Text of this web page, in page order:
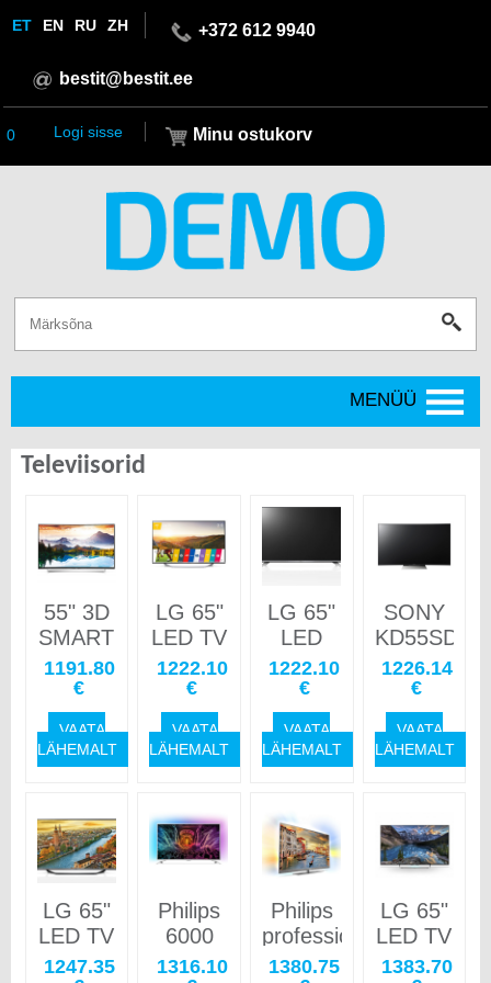
ET EN RU ZH +372 612 9940
bestit@bestit.ee
0 Minu ostukorv
Logi sisse
MENÜÜ
Televiisorid
55" 3D
SMART
CURVED
LED TV
55UG870V
4K
3840X2160p
2XUSB2.0
1XUSB3.0
LAN/WIFI/WEBOS
T2/C/S2
(MPEG-
4),
1191.80
€
VAATA
LÄHEMALT
LG 65"
LED TV
65UF776V
4K UHD
3840x2160p
Magic
Remote
2xUSB
Sound
2ch.20W
1222.10
€
VAATA
LÄHEMALT
LG 65"
LED
SMART
TV
65UF772V
4K UHD
3840x2160p
Remote,
webOS2.0,
3xHDMI
Sound
2ch.20W
1222.10
€
VAATA
LÄHEMALT
SONY
75"
3480 x
2160
(4K
UHD) ,
Hz,
SmartTV,
OS,
WiFi/BT,
3XUSB,
1226.14
€
VAATA
LÄHEMALT
LG 65"
LED TV
65UF770V
1247.35
Philips
6000
series
1316.10
Philips
professional
TV, 55",
1380.75
LG 65"
LED TV
1383.70